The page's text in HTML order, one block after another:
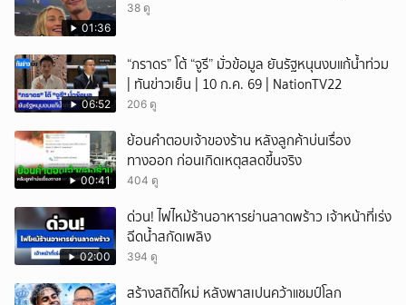
01:36
38 ดู
06:52
“ภราดร” โต้ “จูรี” มั่วข้อมูล ยันรัฐหนุนงบแก้น้ำท่วม
| ทันข่าวเย็น | 10 ก.ค. 69 | NationTV22
206 ดู
00:41
ย้อนคำตอบเจ้าของร้าน หลังลูกค้าบ่นเรื่อง
ทางออก ก่อนเกิดเหตุสลดขึ้นจริง
404 ดู
02:00
ด่วน! ไฟไหม้ร้านอาหารย่านลาดพร้าว เจ้าหน้าที่เร่ง
ฉีดน้ำสกัดเพลิง
394 ดู
สร้างสถิติใหม่ หลังพาสเปนคว้าแชมป์โลก